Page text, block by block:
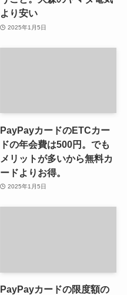
より安い
2025年1月5日
PayPayカードのETCカー
ドの年会費は500円。でも
メリットが多いから無料カ
ードよりお得。
2025年1月5日
PayPayカードの限度額の